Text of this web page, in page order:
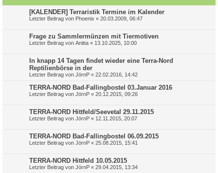
[KALENDER] Terraristik Termine im Kalender
Letzter Beitrag von Phoenix « 20.03.2009, 06:47
Frage zu Sammlermünzen mit Tiermotiven
Letzter Beitrag von Anitta « 13.10.2025, 10:00
In knapp 14 Tagen findet wieder eine Terra-Nord
Reptilienbörse in der
Letzter Beitrag von JörnP « 22.02.2016, 14:42
TERRA-NORD Bad-Fallingbostel 03.Januar 2016
Letzter Beitrag von JörnP « 20.12.2015, 09:26
TERRA-NORD Hittfeld/Seevetal 29.11.2015
Letzter Beitrag von JörnP « 12.11.2015, 20:07
TERRA-NORD Bad-Fallingbostel 06.09.2015
Letzter Beitrag von JörnP « 25.08.2015, 15:41
TERRA-NORD Hittfeld 10.05.2015
Letzter Beitrag von JörnP « 29.04.2015, 13:34